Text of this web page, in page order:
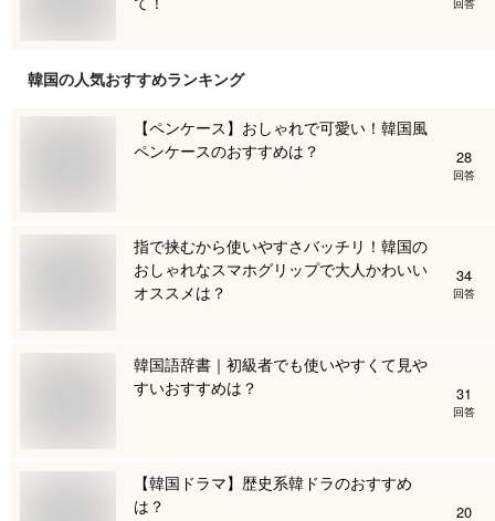
韓国の人気おすすめランキング
【ペンケース】おしゃれで可愛い！韓国風
ペンケースのおすすめは？
28
回答
指で挟むから使いやすさバッチリ！韓国の
おしゃれなスマホグリップで大人かわいい
オススメは？
34
回答
韓国語辞書｜初級者でも使いやすくて見や
すいおすすめは？
31
回答
【韓国ドラマ】歴史系韓ドラのおすすめ
は？
20